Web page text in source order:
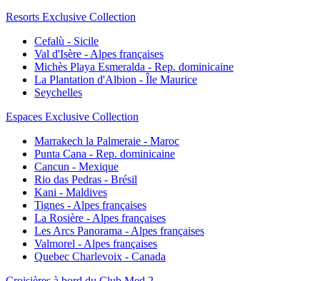
Resorts Exclusive Collection
Cefalù - Sicile
Val d'Isère - Alpes françaises
Michès Playa Esmeralda - Rep. dominicaine
La Plantation d'Albion - Île Maurice
Seychelles
Espaces Exclusive Collection
Marrakech la Palmeraie - Maroc
Punta Cana - Rep. dominicaine
Cancun - Mexique
Rio das Pedras - Brésil
Kani - Maldives
Tignes - Alpes françaises
La Rosière - Alpes françaises
Les Arcs Panorama - Alpes françaises
Valmorel - Alpes françaises
Quebec Charlevoix - Canada